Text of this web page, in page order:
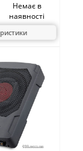
Немає в
наявності